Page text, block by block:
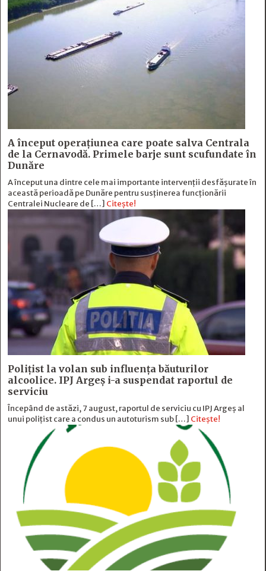
A început operațiunea care poate salva Centrala
de la Cernavodă. Primele barje sunt scufundate în
Dunăre
A început una dintre cele mai importante intervenții desfășurate în
această perioadă pe Dunăre pentru susținerea funcționării
Centralei Nucleare de […] Citește!
Polițist la volan sub influența băuturilor
alcoolice. IPJ Argeș i-a suspendat raportul de
serviciu
Începând de astăzi, 7 august, raportul de serviciu cu IPJ Argeș al
unui polițist care a condus un autoturism sub […] Citește!